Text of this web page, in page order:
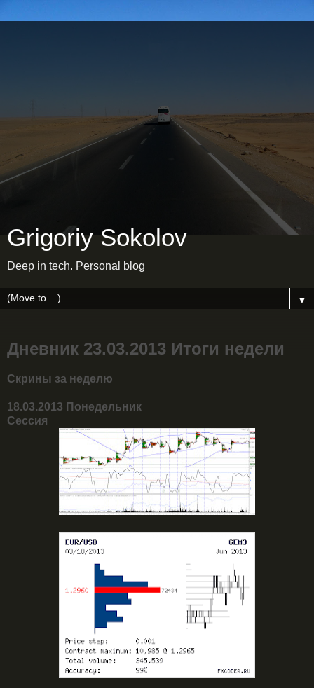
Grigoriy Sokolov
Deep in tech. Personal blog
▼
Дневник 23.03.2013 Итоги недели
Скрины за неделю
18.03.2013 Понедельник
Сессия